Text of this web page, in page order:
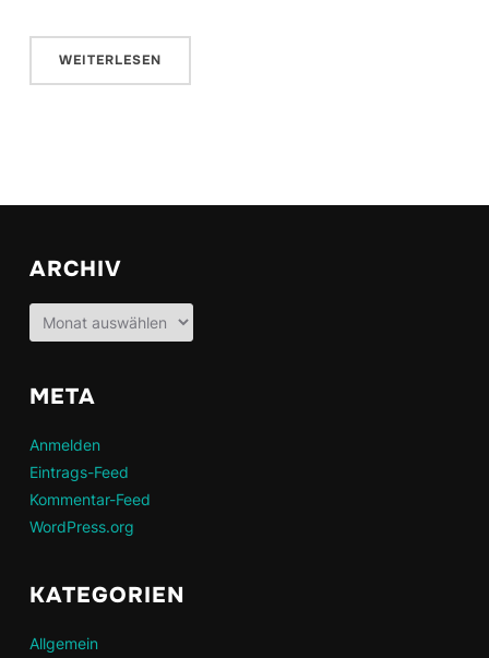
WEITERLESEN
ARCHIV
Archiv
META
Anmelden
Eintrags-Feed
Kommentar-Feed
WordPress.org
KATEGORIEN
Allgemein